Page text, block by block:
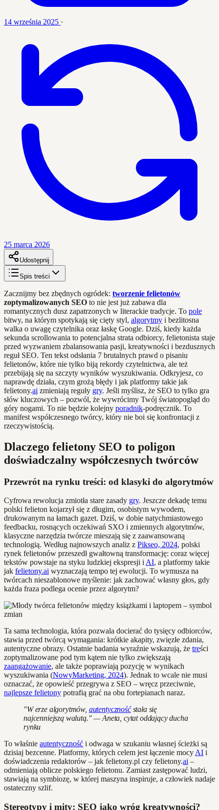
14 września 2025 ·
25 marca 2026
Udostępnij
Spis treści
Zacznijmy bez zbędnych ogródek: tworzenie felietonów
zoptymalizowanych SEO to nie jest już zabawa dla
romantycznych dusz zapatrzonych w literackie tradycje. To pole
bitwy, na którym spotykają się cięty styl, algorytmy i bezlitosna
walka o uwagę czytelnika oraz łaskę Google. Dziś, kiedy każda
sekunda scrollowania to potencjalna strata odbiorcy, felietonista staje
przed wyzwaniem zbalansowania pasji, kreatywności i bezdusznych
reguł SEO. Ten tekst odsłania 7 brutalnych prawd o pisaniu
felietonów, które nie tylko biją rekordy czytelnictwa, ale też
przebijają się na szczyty wyników wyszukiwania. Odkryjesz, co
naprawdę działa, czym grożą błędy i jak platformy takie jak
felietony.ai zmieniają reguły gry. Jeśli myślisz, że SEO to tylko gra
słów kluczowych – pozwól, że wywrócimy Twój światopogląd do
góry nogami. To nie będzie kolejny poradnik-podręcznik. To
manifest współczesnego twórcy, który nie boi się konfrontacji z
rzeczywistością.
Dlaczego felietony SEO to poligon
doświadczalny współczesnych twórców
Przewrót na rynku treści: od klasyki do algorytmów
Cyfrowa rewolucja zmiotła stare zasady gry. Jeszcze dekadę temu
polski felieton kojarzył się z długim, osobistym wywodem,
drukowanym na łamach gazet. Dziś, w dobie natychmiastowego
feedbacku, rosnących oczekiwań SXO i zmiennych algorytmów,
klasyczne narzędzia twórcze mieszają się z zaawansowaną
technologią. Według najnowszych analiz z Pikseo, 2024, polski
rynek felietonów przeszedł gwałtowną transformację: coraz więcej
tekstów powstaje na styku ludzkiej ekspresji i AI, a platformy takie
jak felietony.ai wyznaczają tempo tej ewolucji. To wymusza na
twórcach nieszablonowe myślenie: jak zachować własny głos, gdy
każda fraza podlega ocenie przez algorytm?
Ta sama technologia, która pozwala docierać do tysięcy odbiorców,
stawia przed twórcą wymagania: krótkie akapity, zwięzłe zdania,
autentyczne obrazy. Ostatnie badania wyraźnie wskazują, że treści
zoptymalizowane pod tym kątem nie tylko zwiększają
zaangażowanie, ale także poprawiają pozycję w wynikach
wyszukiwania (NowyMarketing, 2024). Jednak to wcale nie musi
oznaczać, że opowieść przegrywa z SEO – wręcz przeciwnie,
najlepsze felietony potrafią grać na obu fortepianach naraz.
"W erze algorytmów, autentycznośćstała się
najcenniejszą walutą." — Aneta, cytat oddający ducha
rynku
To właśnie autentyczność i odwaga w szukaniu własnej ścieżki są
dzisiaj bezcenne. Platformy, których celem jest łączenie mocy AI i
doświadczenia redaktorów – jak felietony.pl czy felietony.ai –
odmieniają oblicze polskiego felietonu. Zamiast zastępować ludzi,
stawiają na symbiozę, w której maszyna inspiruje, a człowiek nadaje
ostateczny szlif.
Stereotypy i mity: SEO jako wróg kreatywności?